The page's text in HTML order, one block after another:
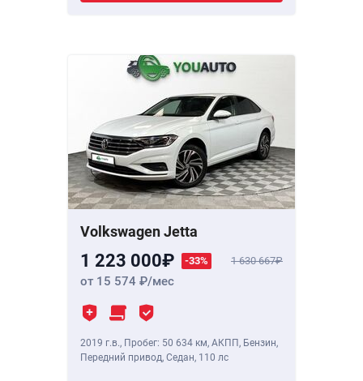
Volkswagen Jetta
1 223 000 -33% 1 630 667
от 15 574 /мес
2019 г.в., Пробег: 50 634 км, АКПП, Бензин,
Передний привод, Седан, 110 лс